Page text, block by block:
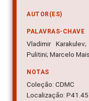
AUTOR(ES)
PALAVRAS-CHAVE
Vladimir
Pulitini; Marcelo
NOTAS
Coleção: CDMC
Localização: P41.45